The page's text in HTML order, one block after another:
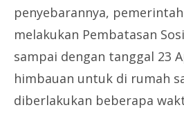
penyebarannya, pemerintah
melakukan Pembatasan
sampai dengan tanggal 23
himbauan untuk di rumah
diberlakukan beberapa